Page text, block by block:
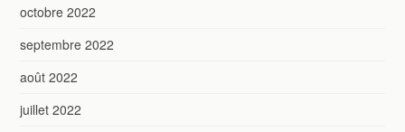
octobre 2022
septembre 2022
août 2022
juillet 2022